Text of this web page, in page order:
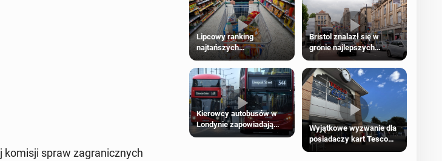
komisji spraw za­gra­nicz­nych
Lipcowy ranking
najtańszych
supermarketów
Bristol znalazł się w
gronie najlepszych
kierunków podróży na
świecie
Kierowcy autobusów w
Londynie zapowiadają
strajki
Wyjątkowe wyzwanie dla
posiadaczy kart Tesco
Clubcard!